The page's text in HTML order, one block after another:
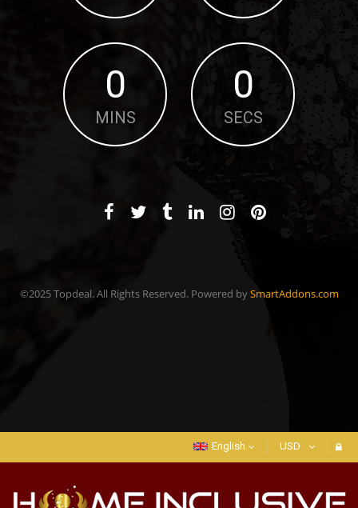
0
MINS
0
SECS
©2025 Topdeal. All Rights Reserved. Powered bySmartAddons.com
English USD